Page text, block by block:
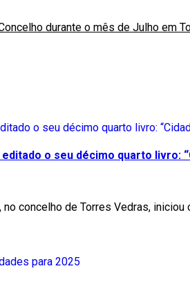
durante o mês de Julho em
o seu décimo quarto livro:
no concelho de Torres Vedras,